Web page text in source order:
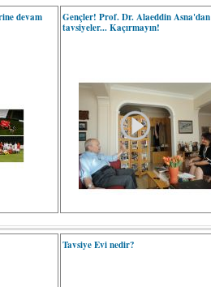
devam
Gençler! Prof. Dr. Alaeddin Asna'dan
tavsiyeler... Kaçırmayın!
Tavsiye Evi nedir?